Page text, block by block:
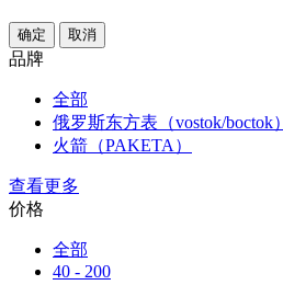
确定 取消
品牌
全部
俄罗斯东方表（vostok/boctok）
火箭（PAKETA）
查看更多
价格
全部
40 - 200